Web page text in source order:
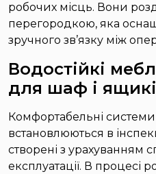
робочих місць. Вони
перегородкою, яка
зручного зв’язку між
Водостійкі
для шаф і
Комфортабельні
встановлюються в
створені з урахуванням
експлуатації. В процесі